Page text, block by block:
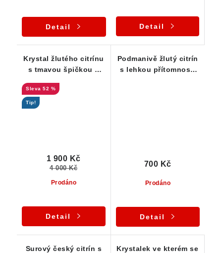
Detail Detail
Krystal žlutého citrínu
s tmavou špičkou a
52 %
Tip!
Prodáno
1 900 Kč
4 000 Kč
Detail
Podmanivě žlutý citrín
s lehkou přítomností
Prodáno
700 Kč
Detail
Surový český citrín s
Krystalek ve kterém se